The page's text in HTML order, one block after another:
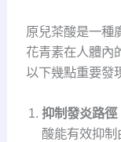
原兒茶酸是一種
花青素在人體內
以下幾點重要發
抑制發炎路徑
酸能有效抑制